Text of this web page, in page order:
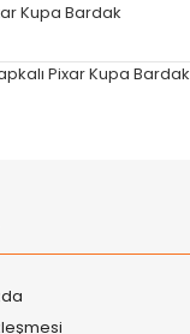
Kupa Bardak
Pixar Kupa Bardak